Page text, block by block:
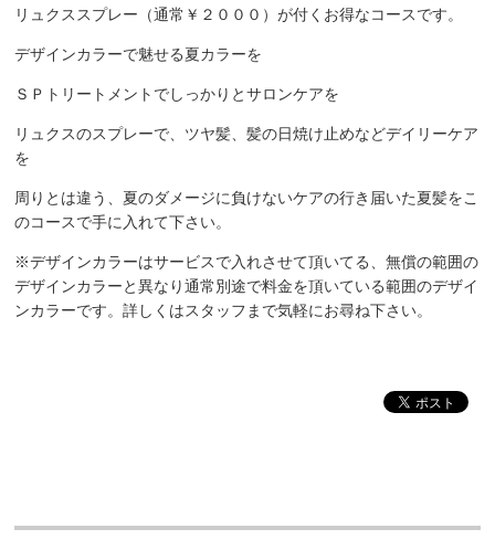
リュクススプレー（通常￥２０００）が付くお得なコースです。
デザインカラーで魅せる夏カラーを
ＳＰトリートメントでしっかりとサロンケアを
リュクスのスプレーで、ツヤ髪、髪の日焼け止めなどデイリーケア
を
周りとは違う、夏のダメージに負けないケアの行き届いた夏髪をこ
のコースで手に入れて下さい。
※デザインカラーはサービスで入れさせて頂いてる、無償の範囲の
デザインカラーと異なり通常別途で料金を頂いている範囲のデザイ
ンカラーです。詳しくはスタッフまで気軽にお尋ね下さい。